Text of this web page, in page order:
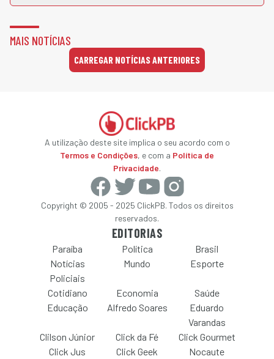
MAIS NOTÍCIAS
CARREGAR NOTÍCIAS ANTERIORES
A utilização deste site implica o seu acordo com o
Termos e Condições, e com a Política de
Privacidade.
Copyright © 2005 - 2025 ClickPB. Todos os direitos
reservados.
EDITORIAS
Paraíba Política
Brasil
Notícias
Policiais
Mundo Esporte
Cotidiano Economia
Saúde
Educação
Alfredo Soares
Eduardo
Varandas
Clilson Júnior
Click da Fé
Click Gourmet
Click Jus
Click Geek Nocaute